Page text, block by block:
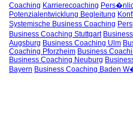
Coaching Karrierecoaching
Potenzialentwicklung Begleitung
Systemische Business Coaching
Business Coaching Stuttgart
Augsburg Business Coaching Ulm
Coaching Pforzheim Business
Business Coaching Neuburg
Bayern Business Coaching Baden